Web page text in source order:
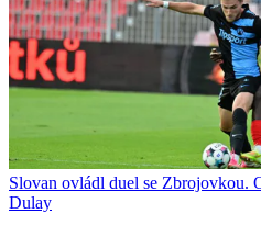
Slovan ovládl duel se Zbrojovkou.
Dulay